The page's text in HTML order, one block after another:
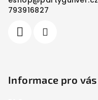
793916827
Informace pro vás